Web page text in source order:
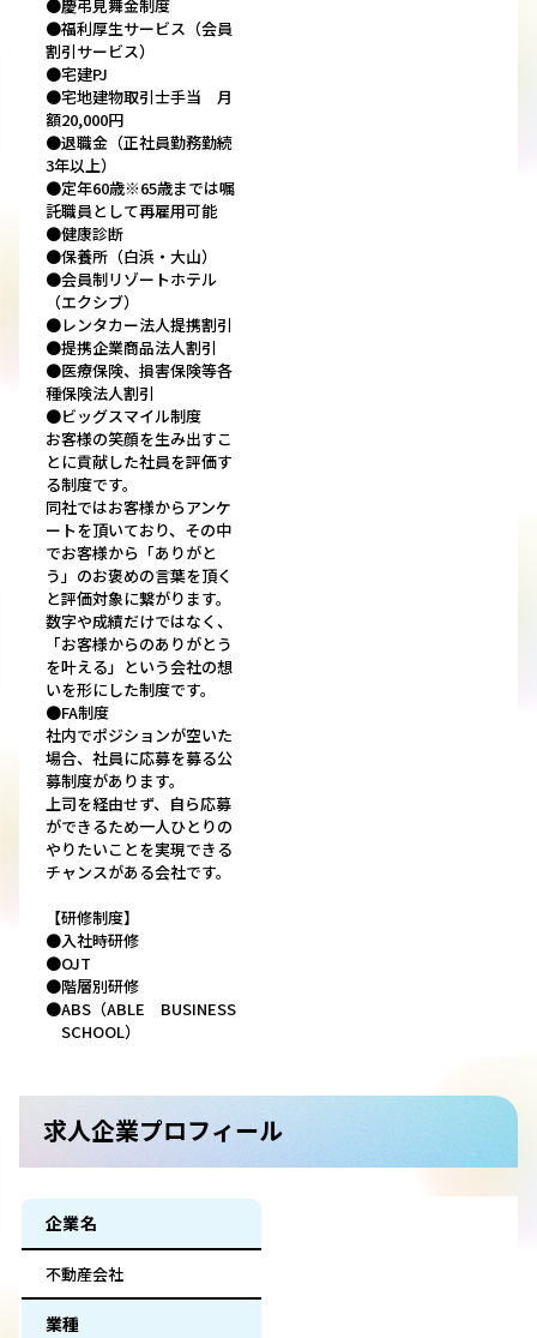
●慶弔見舞金制度
●福利厚生サービス（会員
割引サービス）
●宅建PJ
●宅地建物取引士手当 月
額20,000円
●退職金（正社員勤務勤続
3年以上）
●定年60歳※65歳までは嘱
託職員として再雇用可能
●健康診断
●保養所（白浜・大山）
●会員制リゾートホテル
（エクシブ）
●レンタカー法人提携割引
●提携企業商品法人割引
●医療保険、損害保険等各
種保険法人割引
●ビッグスマイル制度
お客様の笑顔を生み出すこ
とに貢献した社員を評価す
る制度です。
同社ではお客様からアンケ
ートを頂いており、その中
でお客様から「ありがと
う」のお褒めの言葉を頂く
と評価対象に繋がります。
数字や成績だけではなく、
「お客様からのありがとう
を叶える」という会社の想
いを形にした制度です。
●FA制度
社内でポジションが空いた
場合、社員に応募を募る公
募制度があります。
上司を経由せず、自ら応募
ができるため一人ひとりの
やりたいことを実現できる
チャンスがある会社です。
【研修制度】
●入社時研修
●OJT
●階層別研修
●ABS（ABLE BUSINESS
SCHOOL）
求人企業プロフィール
企業名
不動産会社
業種